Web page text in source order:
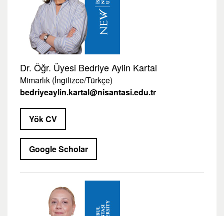
Dr. Öğr. Üyesi Bedriye Aylin Kartal
Mimarlık (İngilizce/Türkçe)
bedriyeaylin.kartal@nisantasi.edu.tr
Yök CV
Google Scholar